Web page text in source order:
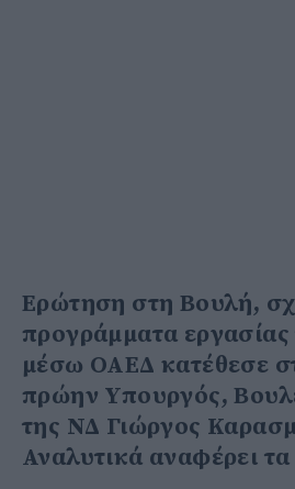
Ερώτηση στη Βουλή,
προγράμματα
μέσω ΟΑΕΔ κατέθεσε
πρώην Υπουργός,
της ΝΔ Γιώργος
Αναλυτικά αναφέρει τα